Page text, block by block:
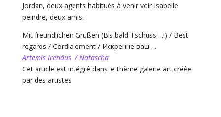
Jordan, deux agents habitués à venir voir Isabelle
peindre, deux amis.
Mit freundlichen Grüßen (Bis bald Tschüss….!) / Best
regards / Cordialement / Искренне ваш….
Artemis Irenäus / Natascha
Cet article est intégré dans le thème galerie art créée
par des artistes